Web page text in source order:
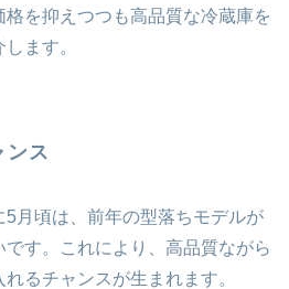
を抑えつつも高品質な冷蔵庫を
ます。
ンス
月頃は、前年の型落ちモデルが
す。これにより、高品質ながら
るチャンスが生まれます。